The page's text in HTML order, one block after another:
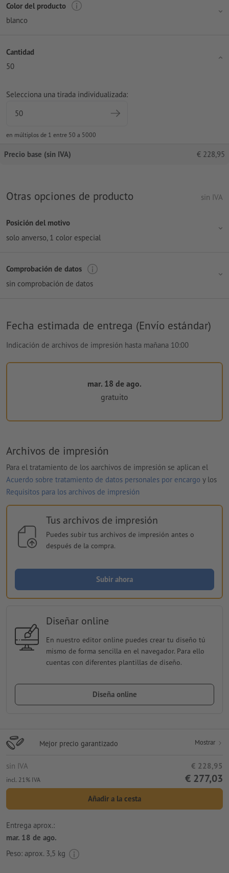
Color del producto
blanco
Cantidad
50
Selecciona una tirada individualizada:
en múltiplos de 1 entre 50 a 5000
Precio base (sin IVA) € 228,95
Otras opciones de producto sin IVA
Posición del motivo
solo anverso, 1 color especial
Comprobación de datos
sin comprobación de datos
Fecha estimada de entrega (Envío estándar)
Indicación de archivos de impresión hasta mañana 10:00
mar. 18 de ago.
gratuito
Archivos de impresión
Para el tratamiento de los aarchivos de impresión se aplican el
Acuerdo sobre tratamiento de datos personales por encargo y los
Requisitos para los archivos de impresión
Tus archivos de impresión
Puedes subir tus archivos de impresión antes o
después de la compra.
Subir ahora
Diseñar online
En nuestro editor online puedes crear tu diseño tú
mismo de forma sencilla en el navegador. Para ello
cuentas con diferentes plantillas de diseño.
Diseña online
Mejor precio garantizado Mostrar
sin IVA € 228,95
incl. 21% IVA € 277,03
Añadir a la cesta
Entrega aprox.:
mar. 18 de ago.
Peso: aprox. 3,5 kg